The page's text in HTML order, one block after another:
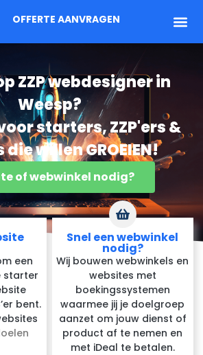
OFFERTE AANVRAGEN
ZZP webdesigner in
Weesp?
starters, ZZP'ers &
die willen GROEIEN!
of webwinkel nodig?
een
starter
bent.
Snel een webwinkel
nodig?
Wij bouwen webwinkels en
websites met
boekingssystemen
waarmee jij je doelgroep
aanzet om jouw dienst of
product af te nemen en
met iDeal te betalen.